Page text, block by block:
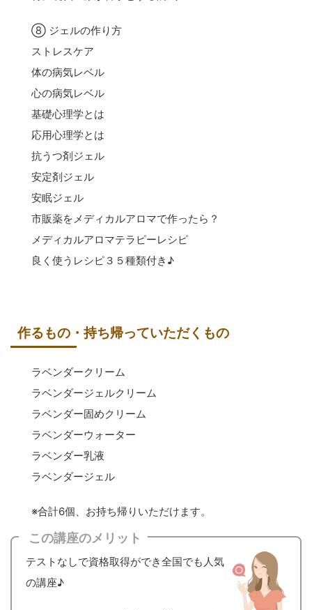
⑧ ジェルの作り方
ストレスケア
体の病気レベル
心の病気レベル
基礎心理学とは
応用心理学とは
抗うつ剤ジェル
安定剤ジェル
安眠ジェル
市販薬をメディカルアロマで作ったら？
メディカルアロマテラピーレシピ
良く使うレシピ３５種類付き♪
作るもの・持ち帰っていただくもの
ラベンダークリーム
ラベンダージェルクリーム
ラベンダー固めクリーム
ラベンダーウォーター
ラベンダー乳液
ラベンダージェル
※合計6個、お持ち帰りいただけます。
この講座のメリット
テストなしで資格取得ができ全国でも人気
の講座♪